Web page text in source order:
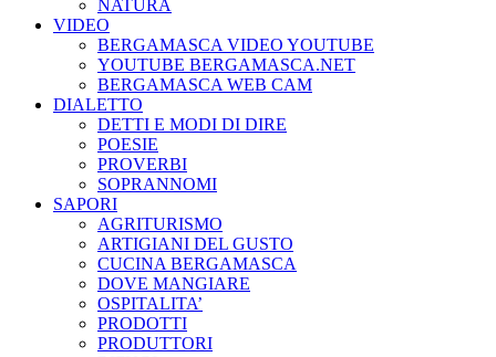
NATURA
VIDEO
BERGAMASCA VIDEO YOUTUBE
YOUTUBE BERGAMASCA.NET
BERGAMASCA WEB CAM
DIALETTO
DETTI E MODI DI DIRE
POESIE
PROVERBI
SOPRANNOMI
SAPORI
AGRITURISMO
ARTIGIANI DEL GUSTO
CUCINA BERGAMASCA
DOVE MANGIARE
OSPITALITA’
PRODOTTI
PRODUTTORI